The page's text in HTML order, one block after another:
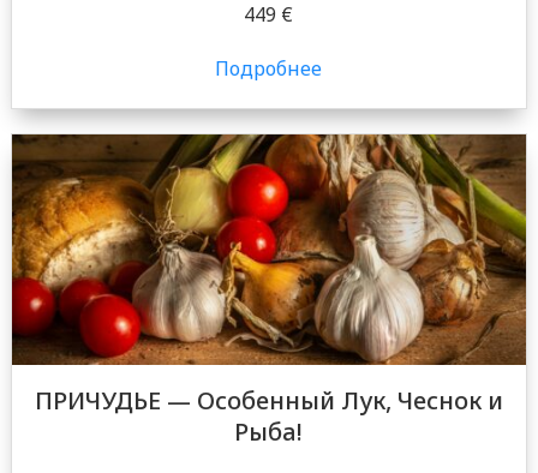
449 €
Подробнее
ПРИЧУДЬE — Особенный Лук, Чеснок и
Рыба!